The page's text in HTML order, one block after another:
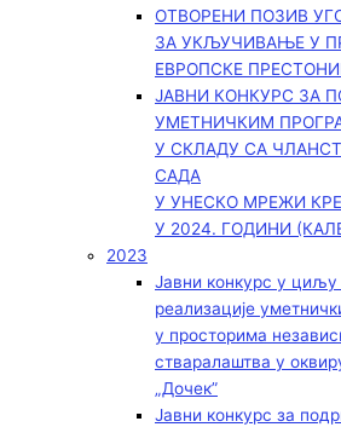
ОТВОРЕНИ ПОЗИВ
ЗА УКЉУЧИВАЊЕ У
ЕВРОПСКЕ
ЈАВНИ КОНКУРС ЗА
УМЕТНИЧКИМ
У СКЛАДУ СА
САДА
У УНЕСКО МРЕЖИ
У 2024. ГОДИНИ
2023
Јавни конкурс у
реализације
у просторима
стваралаштва у
„Дочек”
Јавни конкурс за